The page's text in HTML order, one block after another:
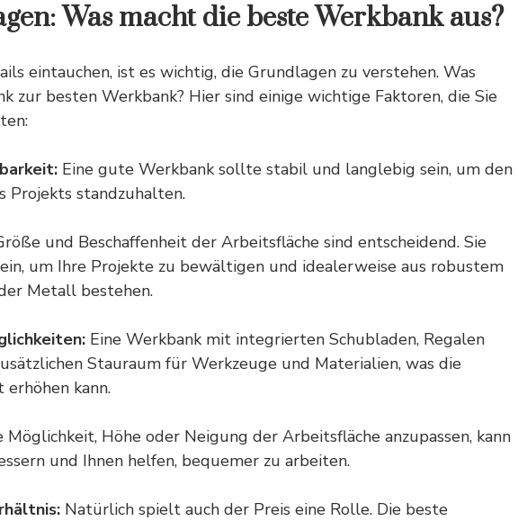
Was macht die beste Werkbank aus?
eintauchen, ist es wichtig, die Grundlagen zu verstehen. Was
zur besten Werkbank? Hier sind einige wichtige Faktoren, die Sie
Eine gute Werkbank sollte stabil und langlebig sein, um den
Projekts standzuhalten.
und Beschaffenheit der Arbeitsfläche sind entscheidend. Sie
um Ihre Projekte zu bewältigen und idealerweise aus robustem
Metall bestehen.
Eine Werkbank mit integrierten Schubladen, Regalen
Stauraum für Werkzeuge und Materialien, was die
kann.
Möglichkeit, Höhe oder Neigung der Arbeitsfläche anzupassen, kann
und Ihnen helfen, bequemer zu arbeiten.
Natürlich spielt auch der Preis eine Rolle. Die beste